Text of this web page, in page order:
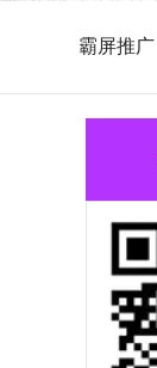
霸屏推广